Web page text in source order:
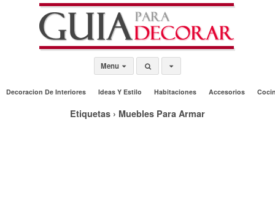
Menu
Decoracion De Interiores Ideas Y Estilo Habitaciones Accesorios
Etiquetas › Muebles Para Armar